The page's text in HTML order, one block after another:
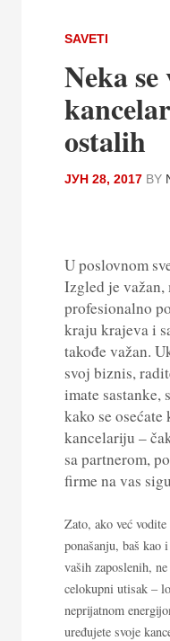
SAVETI
Neka se
ostalih
ЈУН 28, 2017 BY
U poslovnom
Izgled je
profesionalno
kraju krajeva i
takođe važan.
svoj biznis,
imate sastanke,
kako se
kancelariju –
sa partnerom,
firme na vas
Zato, ako već
ponašanju, baš kao
vaših zaposlenih,
celokupni utisak –
neprijatnom
uređujete svoje